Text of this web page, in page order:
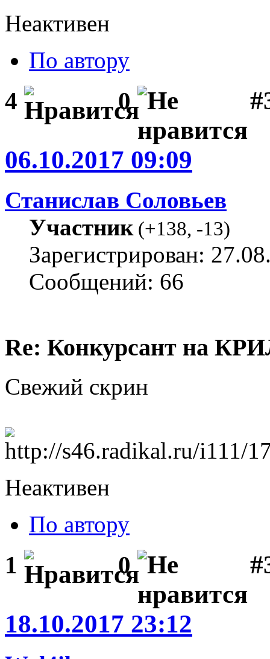
Неактивен
По автору
4 0
06.10.2017 09:09
Станислав Соловьев
Участник(+138, -13)
Зарегистрирован:
Сообщений: 66
Re: Конкурсант на
Свежий скрин
Неактивен
По автору
1 0
18.10.2017 23:12